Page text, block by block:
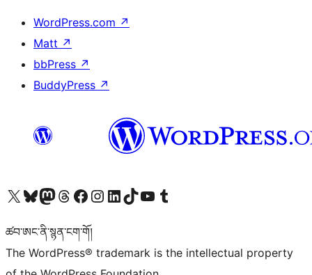
WordPress.com ↗
Matt ↗
bbPress ↗
BuddyPress ↗
Visit our X (formerly Twitter) account
Visit our Bluesky account
Visit our Mastodon account
Visit our Threads account
Visit our Facebook page
Visit our Instagram account
Visit our LinkedIn account
Visit our TikTok account
Visit our YouTube channel
Visit our Tumblr account
ཚབ་ཨང་ནི་སྙན་ངག་གོ།
The WordPress® trademark is the intellectual property